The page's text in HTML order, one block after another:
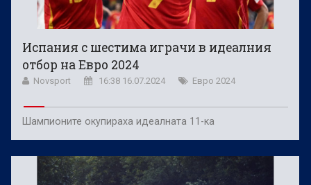
Испания с шестима играчи в идеалния
отбор на Евро 2024
Novsport 16:38 16.07.2024 Евро 2024
Шампионите окупираха идеалната 11-ка